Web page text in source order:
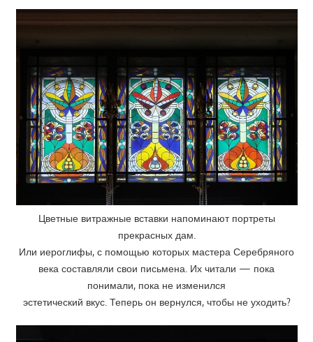
Цветные витражные вставки напоминают портреты
прекрасных дам.
Или иероглифы, с помощью которых мастера Серебряного
века составляли свои письмена. Их читали — пока
понимали, пока не изменился
эстетический вкус. Теперь он вернулся, чтобы не уходить?